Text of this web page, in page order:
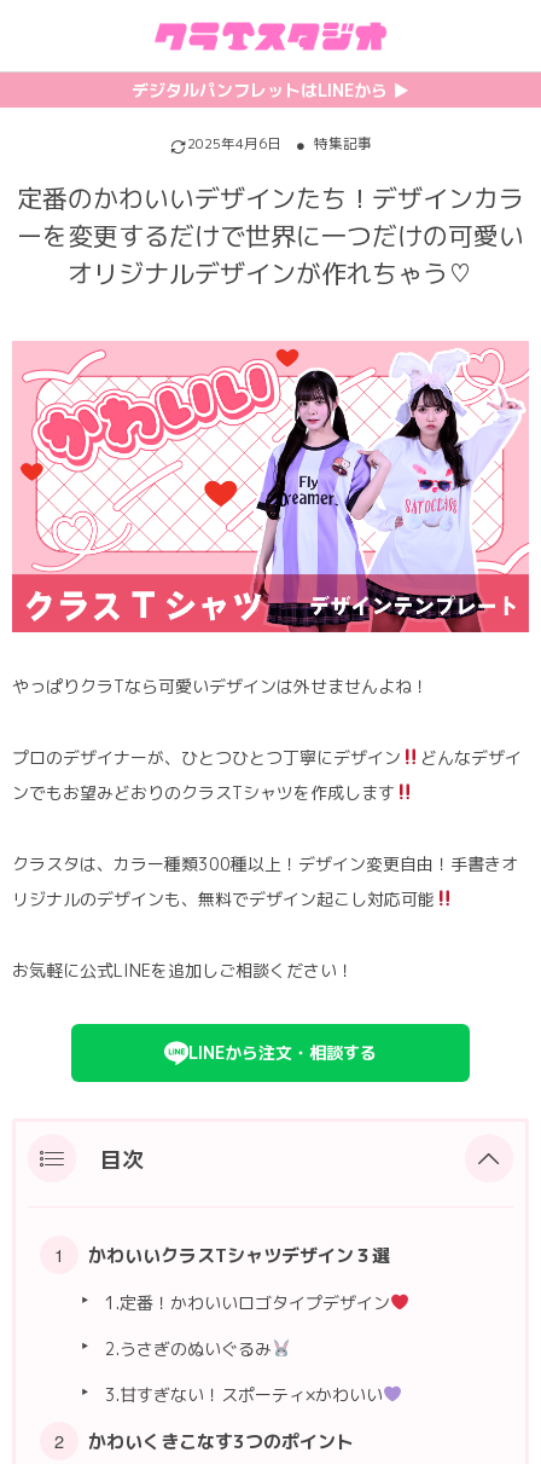
デジタルパンフレットはLINEから ▶︎︎
2025年4月6日 特集記事
定番のかわいいデザインたち！デザインカラ
ーを変更するだけで世界に一つだけの可愛い
オリジナルデザインが作れちゃう♡
やっぱりクラTなら可愛いデザインは外せませんよね！
プロのデザイナーが、ひとつひとつ丁寧にデザイン
どんなデザイ
ンでもお望みどおりのクラスTシャツを作成します
クラスタは、カラー種類300種以上！デザイン変更自由！手書きオ
リジナルのデザインも、無料でデザイン起こし対応可能
お気軽に公式LINEを追加しご相談ください！
LINEから注文・相談する
目次
かわいいクラスTシャツデザイン３選
1.定番！かわいいロゴタイプデザイン
2.うさぎのぬいぐるみ
3.甘すぎない！スポーティ×かわいい
かわいくきこなす3つのポイント
初めての方へ
クラスTシャツの注文方法
料金について
割引・キャンペーン
キャンセル・変更について
利用規約
無料でLINE相談する
カテゴリ一覧
ホッケーユニフォーム
野球ユニフォーム
ゲーム
パロディ
グリッター&ラメ
ポロシャツ
ロンT・長袖
パーカー・スウェット
ラグビーユニフォーム
フルカラー
特集記事
【最新】流行りの背ネーム特集
【インスタ映え】おすすめクラT集
【厳選】クラTのマル秘アレンジ術
おしゃれデザインクラスTシャツ
かわいいクラスTシャツ
おもしろクラスTシャツ
かっこいいクラスTシャツ
責任をもってお届けします
ニュース
プリント
フォントを選ぶ
インクジェットについて
昇華プリントについて
全面プリントクラスTシャツ
DTFプリントについて
SDGsについて
セルフプリント